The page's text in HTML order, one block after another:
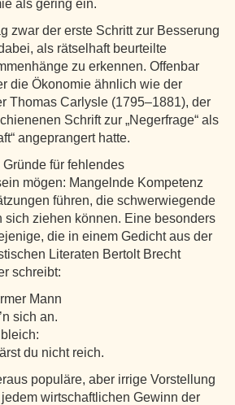
als gering ein.
zwar der erste Schritt zur Besserung
als rätselhaft beurteilte
zu erkennen. Offenbar
die Ökonomie ähnlich wie der
Thomas Carlysle (1795–1881), der
Schrift zur „Negerfrage“ als
angeprangert hatte.
für fehlendes
mögen: Mangelnde Kompetenz
führen, die schwerwiegende
sich ziehen können. Eine besonders
die in einem Gedicht aus der
Literaten Bertolt Brecht
schreibt:
Mann
sich an.
du nicht reich.
populäre, aber irrige Vorstellung
wirtschaftlichen Gewinn der